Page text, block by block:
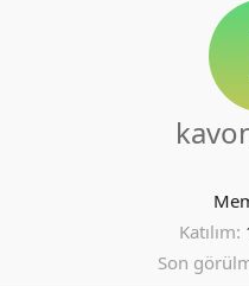
Katılım
Son